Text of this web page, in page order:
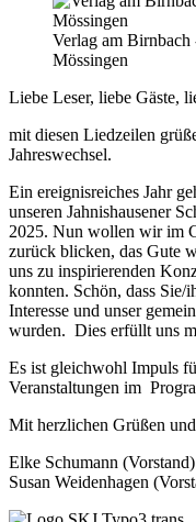
Verlag am
Mössingen
Liebe Leser, liebe Gäste,
mit diesen Liedzeilen
Jahreswechsel.
Ein ereignisreiches Jahr
unseren Jahnishausener
2025. Nun wollen wir im
zurück blicken, das Gute
uns zu inspirierenden
konnten. Schön, dass
Interesse und unser
wurden. Dies erfüllt uns
Es ist gleichwohl Impuls
Veranstaltungen im
Mit herzlichen Grüßen
Elke Schumann (Vorstand)
Susan Weidenhagen